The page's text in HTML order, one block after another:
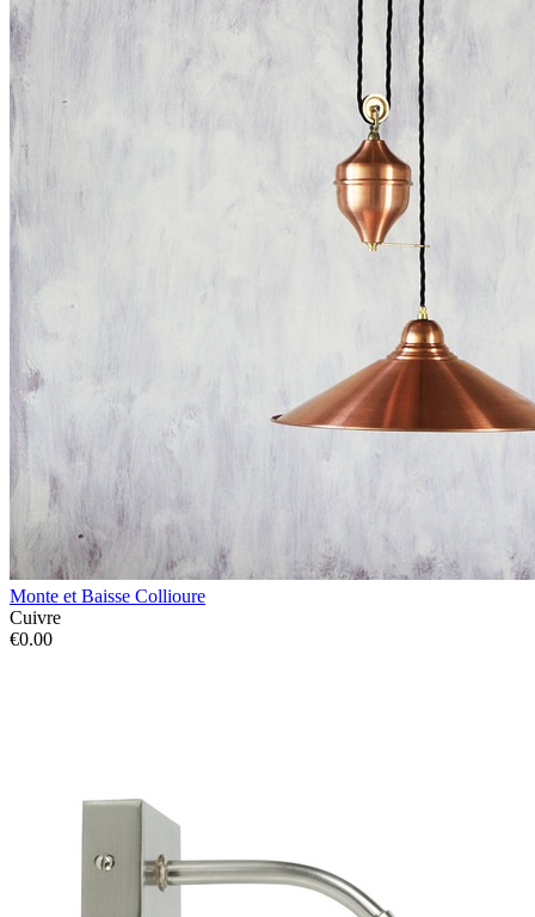
Monte et Baisse Collioure
Cuivre
€0.00